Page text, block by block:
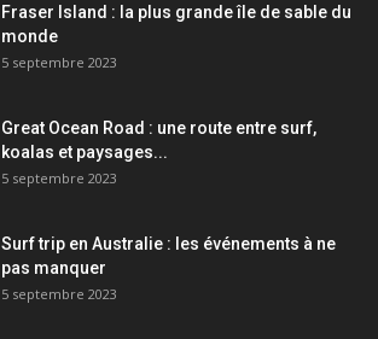
Fraser Island : la plus grande île de sable du
monde
5 septembre 2023
Great Ocean Road : une route entre surf,
koalas et paysages...
5 septembre 2023
Surf trip en Australie : les événements à ne
pas manquer
5 septembre 2023